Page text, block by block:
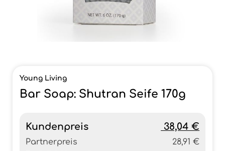
Young Living
Bar Soap: Shutran Seife 170g
Kundenpreis 38,04 €
Partnerpreis 28,91 €